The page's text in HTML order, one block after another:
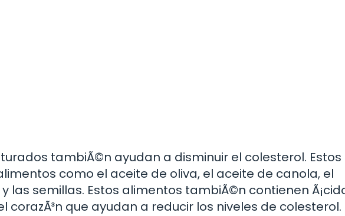
tambiÃ©n ayudan a disminuir el colesterol. Estos
como el aceite de oliva, el aceite de canola, el
las semillas. Estos alimentos tambiÃ©n contienen
corazÃ³n que ayudan a reducir los niveles de colesterol.